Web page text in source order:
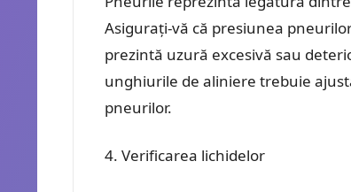
Asigurați-vă că presiunea
prezintă uzură excesivă sau
unghiurile de aliniere trebuie
pneurilor.
Verificarea lichidelor